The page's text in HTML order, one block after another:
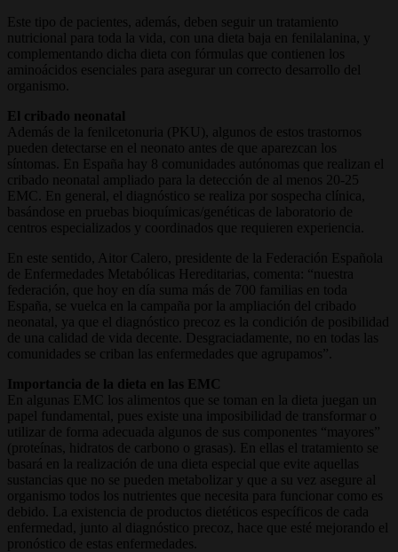
Este tipo de pacientes, además, deben seguir un tratamiento
nutricional para toda la vida, con una dieta baja en fenilalanina, y
complementando dicha dieta con fórmulas que contienen los
aminoácidos esenciales para asegurar un correcto desarrollo del
organismo.
El cribado neonatal
Además de la fenilcetonuria (PKU), algunos de estos trastornos
pueden detectarse en el neonato antes de que aparezcan los
síntomas. En España hay 8 comunidades autónomas que realizan el
cribado neonatal ampliado para la detección de al menos 20-25
EMC. En general, el diagnóstico se realiza por sospecha clínica,
basándose en pruebas bioquímicas/genéticas de laboratorio de
centros especializados y coordinados que requieren experiencia.
En este sentido, Aitor Calero, presidente de la Federación Española
de Enfermedades Metabólicas Hereditarias, comenta: “nuestra
federación, que hoy en día suma más de 700 familias en toda
España, se vuelca en la campaña por la ampliación del cribado
neonatal, ya que el diagnóstico precoz es la condición de posibilidad
de una calidad de vida decente. Desgraciadamente, no en todas las
comunidades se criban las enfermedades que agrupamos”.
Importancia de la dieta en las EMC
En algunas EMC los alimentos que se toman en la dieta juegan un
papel fundamental, pues existe una imposibilidad de transformar o
utilizar de forma adecuada algunos de sus componentes “mayores”
(proteínas, hidratos de carbono o grasas). En ellas el tratamiento se
basará en la realización de una dieta especial que evite aquellas
sustancias que no se pueden metabolizar y que a su vez asegure al
organismo todos los nutrientes que necesita para funcionar como es
debido. La existencia de productos dietéticos específicos de cada
enfermedad, junto al diagnóstico precoz, hace que esté mejorando el
pronóstico de estas enfermedades.